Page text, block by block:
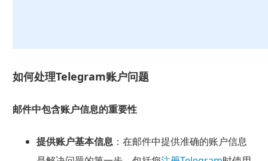
如何处理Telegram账户问题
邮件中包含账户信息的重要性
提供账户基本信息：在邮件中提供准确的账户信息